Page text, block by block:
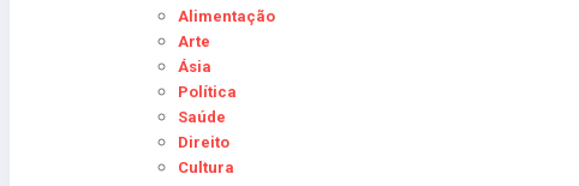
Alimentação
Arte
Ásia
Política
Saúde
Direito
Cultura